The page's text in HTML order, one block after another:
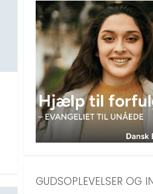
GUDSOPLEVELSER OG